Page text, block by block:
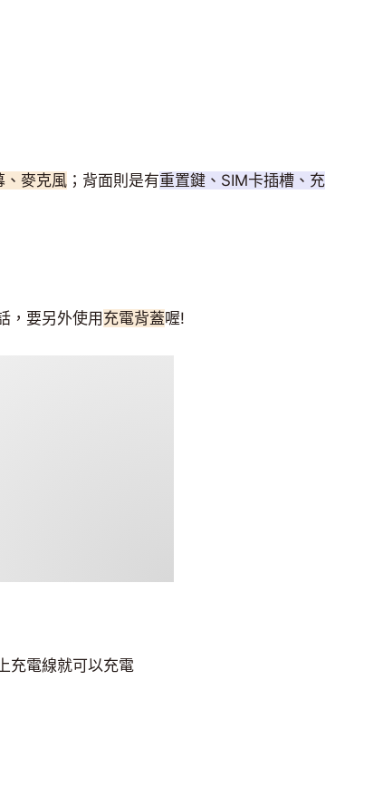
、麥克風 ；背面則是有重置鍵、SIM卡插槽、充
，要另外使用充電背蓋喔!
充電線就可以充電